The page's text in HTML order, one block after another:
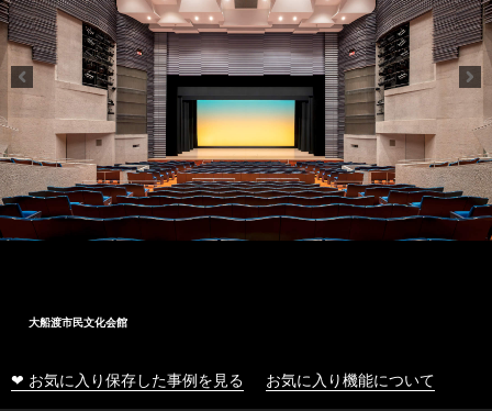
大船渡市民文化会館
❤ お気に入り保存した事例を見る お気に入り機能について